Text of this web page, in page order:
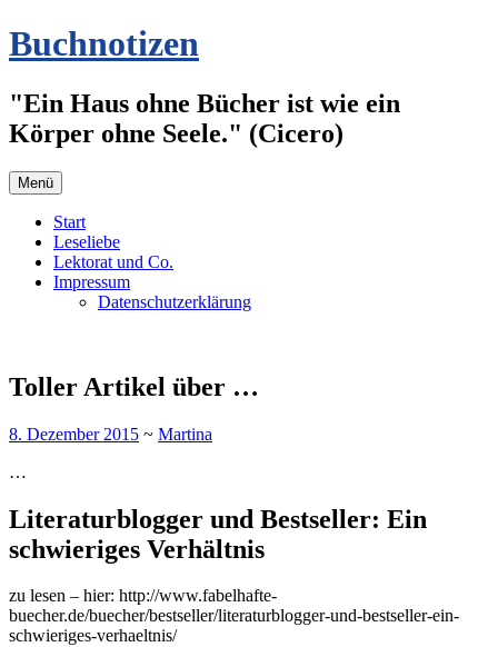
Zum
Inhalt
Buchnotizen
"Ein Haus ohne Bücher ist wie ein
Körper ohne Seele." (Cicero)
Menü
Start
Leseliebe
Lektorat und Co.
Impressum
Datenschutzerklärung
Toller Artikel über …
8. Dezember 2015 ~ Martina
…
Literaturblogger und Bestseller: Ein
schwieriges Verhältnis
zu lesen – hier: http://www.fabelhafte-
buecher.de/buecher/bestseller/literaturblogger-und-bestseller-ein-
schwieriges-verhaeltnis/